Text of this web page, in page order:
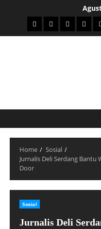
Home
Sosial
Jurnalis Deli Serdang
Door
Sosial
Jurnalis Deli